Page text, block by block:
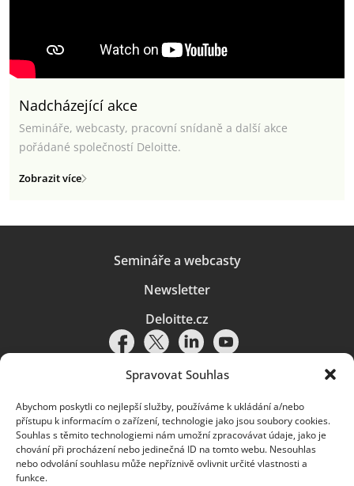
Spravovat Souhlas
Abychom poskytli co nejlepší služby, používáme k ukládání a/nebo
přístupu k informacím o zařízení, technologie jako jsou soubory cookies.
Souhlas s těmito technologiemi nám umožní zpracovávat údaje, jako je
chování při procházení nebo jedinečná ID na tomto webu. Nesouhlas
nebo odvolání souhlasu může nepříznivě ovlivnit určité vlastnosti a
funkce.
Nadcházející akce
Semináře, webcasty, pracovní snídaně a další akce
pořádané společností Deloitte.
Zobrazit více
Semináře a webcasty
Newsletter
Deloitte.cz
Pravidla používání|Ochrana osobních údajů|Soubory cookies |
Deloitte.cz
© 2026. Více informací najdete vPravidlech používání.
Deloitte označuje jednu či více společností globální sítě členských